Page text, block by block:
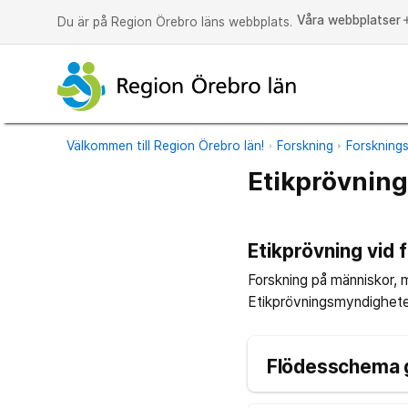
Du är på Region Örebro läns webbplats. Våra webbplatser
Välkommen till Region Örebro län! Forskning
Etikprövning vid
Forskning på
Flödesschema